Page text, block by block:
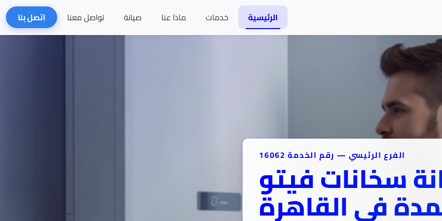
الرئيسية خدمات ماذا عنا صيانة تواصل معنا اتصل بنا
الفرع الرئيسي — رقم الخدمة 16062
سخانات فيتو
في القاهرة